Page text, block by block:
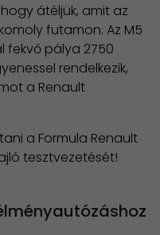
átéljük, amit az
futamon. Az M5
fekvő pálya 2750
rendelkezik,
a Renault
a Formula Renault
tesztvezetését!